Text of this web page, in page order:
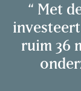
“ Met
ruim 36